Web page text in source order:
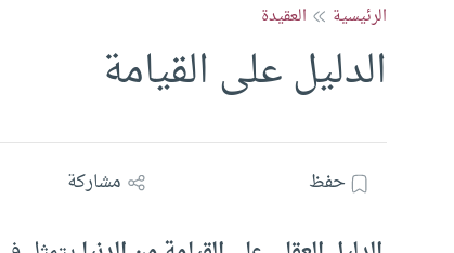
الرئيسية العقيدة
الدليل على القيامة
حفظ مشاركة